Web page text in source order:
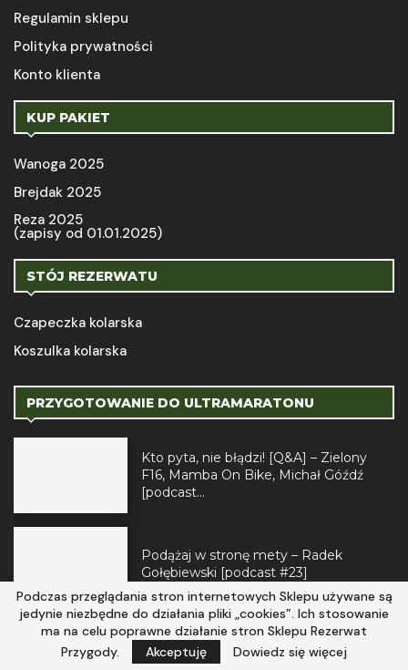
Regulamin sklepu
Polityka prywatności
Konto klienta
KUP PAKIET
Wanoga 2025
Brejdak 2025
Reza 2025
(zapisy od 01.01.2025)
STÓJ REZERWATU
Czapeczka kolarska
Koszulka kolarska
PRZYGOTOWANIE DO ULTRAMARATONU
Kto pyta, nie błądzi! [Q&A] – Zielony
F16, Mamba On Bike, Michał Góźdź
[podcast...
Podążaj w stronę mety – Radek
Gołębiewski [podcast #23]
Jak przygotować się na ultramaraton
[podcast #12]
Podczas przeglądania stron internetowych Sklepu używane są
jedynie niezbędne do działania pliki „cookies”. Ich stosowanie
ma na celu poprawne działanie stron Sklepu Rezerwat
Przygody.
Akceptuję Dowiedz się więcej